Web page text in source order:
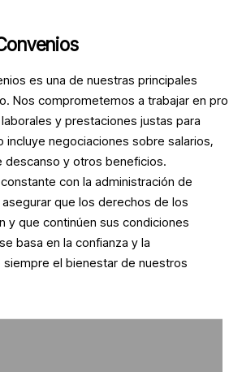
es una de nuestras principales
Nos comprometemos a trabajar en pro
y prestaciones justas para
incluye negociaciones sobre salarios,
descanso y otros beneficios.
con la administración de
asegurar que los derechos de los
y que continúen sus condiciones
basa en la confianza y la
el bienestar de nuestros